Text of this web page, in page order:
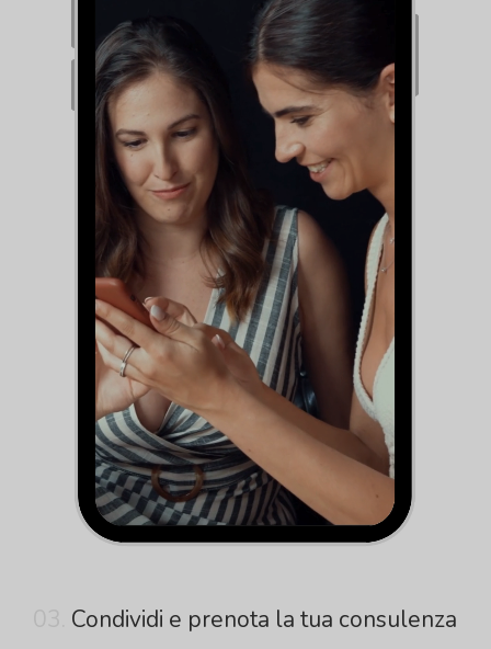
Condividi e prenota la tua consulenza